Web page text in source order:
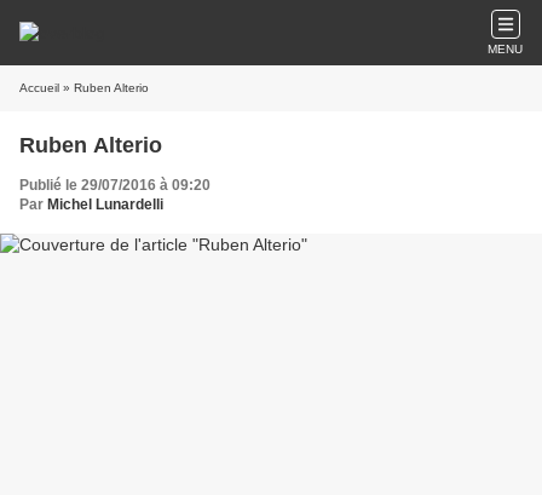
MENU
Accueil » Ruben Alterio
Ruben Alterio
Publié le 29/07/2016 à 09:20
Par Michel Lunardelli